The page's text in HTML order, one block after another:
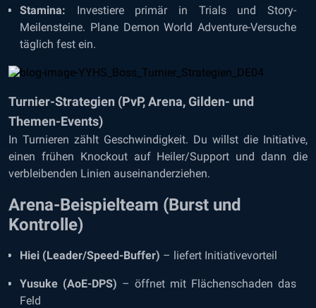
Stamina: Investiere primär in Trials und Story-
Meilensteine. Plane Demon World Adventure-Versuche
täglich fest ein.
Turnier-Strategien (PvP, Arena, Gilden- und
Themen-Events)
In Turnieren zählt Geschwindigkeit. Du willst die Initiative,
einen frühen Knockout auf Heiler/Support und dann die
verbleibenden Linien auseinanderziehen.
Arena-Beispielteam (Burst und
Kontrolle)
Hiei (Leader/Speed-Buffer) – liefert Initiativevorteil
Yusuke (AoE-DPS) – öffnet mit Flächenschaden das
Feld